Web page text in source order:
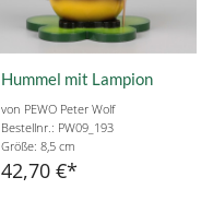
Hummel mit Lampion
von PEWO Peter Wolf
Bestellnr.: PW09_193
Größe: 8,5 cm
42,70 €